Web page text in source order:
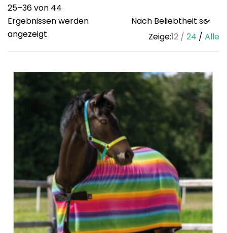
25–36 von 44
Ergebnissen werden
angezeigt
Zeige:12 24 Alle